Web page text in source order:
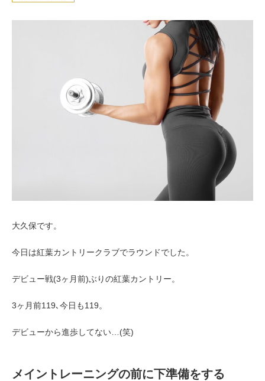
お客様の声（40代）
お客様の声（50代以上）
大久保です。
今日は紅葉カントリークラブでラウンドでした。
デビュー戦(3ヶ月前)ぶりの紅葉カントリー。
3ヶ月前119､今日も119。
デビューから進歩してない…(笑)
メイントレーニングの前に下準備をする